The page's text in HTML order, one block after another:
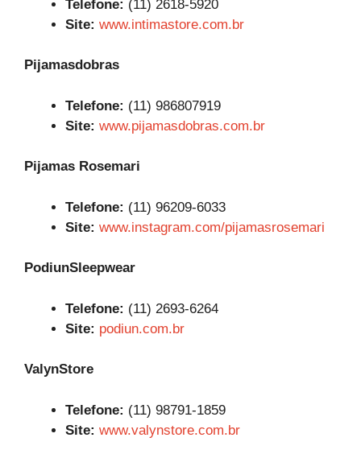
Telefone: (11) 2618-5920
Site: www.intimastore.com.br
Pijamasdobras
Telefone: (11) 986807919
Site: www.pijamasdobras.com.br
Pijamas Rosemari
Telefone: (11) 96209-6033
Site: www.instagram.com/pijamasrosemari
PodiunSleepwear
Telefone: (11) 2693-6264
Site: podiun.com.br
ValynStore
Telefone: (11) 98791-1859
Site: www.valynstore.com.br